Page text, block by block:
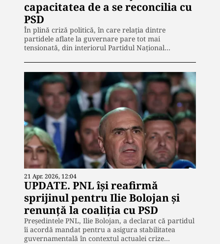
capacitatea de a se reconcilia cu
PSD
În plină criză politică, în care relația dintre
partidele aflate la guvernare pare tot mai
tensionată, din interiorul Partidul Național…
21 Apr. 2026, 12:04
UPDATE. PNL își reafirmă
sprijinul pentru Ilie Bolojan și
renunță la coaliția cu PSD
Președintele PNL, Ilie Bolojan, a declarat că partidul
îi acordă mandat pentru a asigura stabilitatea
guvernamentală în contextul actualei crize…